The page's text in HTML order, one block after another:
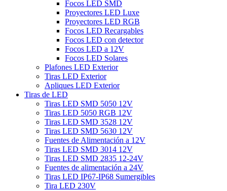
Focos LED SMD
Proyectores LED Luxe
Proyectores LED RGB
Focos LED Recargables
Focos LED con detector
Focos LED a 12V
Focos LED Solares
Plafones LED Exterior
Tiras LED Exterior
Apliques LED Exterior
Tiras de LED
Tiras LED SMD 5050 12V
Tiras LED 5050 RGB 12V
Tiras LED SMD 3528 12V
Tiras LED SMD 5630 12V
Fuentes de Alimentación a 12V
Tiras LED SMD 3014 12V
Tiras LED SMD 2835 12-24V
Fuentes de alimentación a 24V
Tiras LED IP67-IP68 Sumergibles
Tira LED 230V